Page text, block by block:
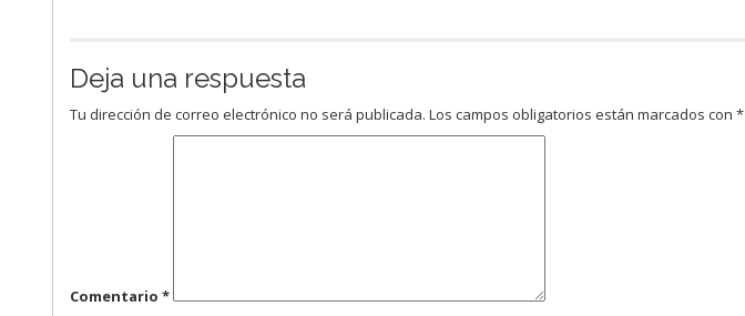
Deja una respuesta
Tu dirección de correo electrónico no será publicada. Los campos obligatorios están marcados con*
Comentario*